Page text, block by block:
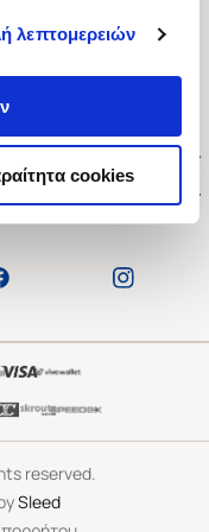
λεπτομερειών
cookies
79
21:00
reserved.
Sleed